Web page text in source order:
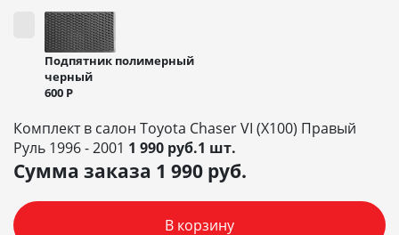
Подпятник полимерный
черный
600 Р
Комплект в салон Toyota Chaser VI (X100) Правый
Руль 1996 - 2001 1 990 руб.1 шт.
Сумма заказа 1 990 руб.
В корзину